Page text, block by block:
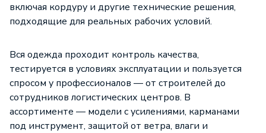
включая кордуру и другие технические решения,
подходящие для реальных рабочих условий.
Вся одежда проходит контроль качества,
тестируется в условиях эксплуатации и пользуется
спросом у профессионалов — от строителей до
сотрудников логистических центров. В
ассортименте — модели с усилениями, карманами
под инструмент, защитой от ветра, влаги и